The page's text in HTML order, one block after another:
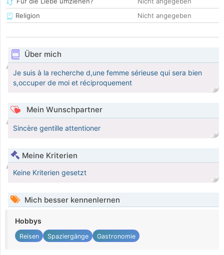
Religion
Nicht angegeben
Über mich
Je suis à la recherche d,une femme sérieuse qui sera bien
s,occuper de moi et réciproquement
Mein Wunschpartner
Sincère gentille attentioner
Meine Kriterien
Keine Kriterien gesetzt
Mich besser kennenlernen
Hobbys
Reisen Spaziergänge Gastronomie